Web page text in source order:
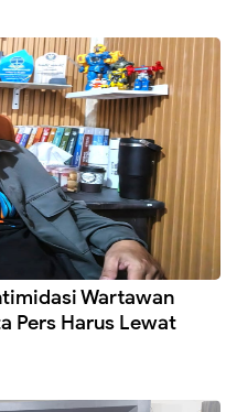
Wartawan
Pers Harus Lewat